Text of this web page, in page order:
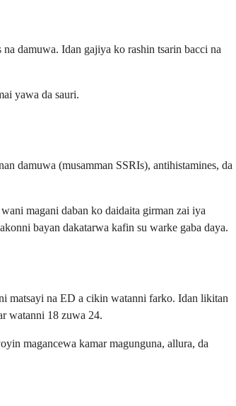
damuwa. Idan gajiya ko rashin tsarin bacci na
yawa da sauri.
damuwa (musamman SSRIs), antihistamines, da
magani daban ko daidaita girman zai iya
bayan dakatarwa kafin su warke gaba daya.
matsayi na ED a cikin watanni farko. Idan likitan
watanni 18 zuwa 24.
magancewa kamar magunguna, allura, da